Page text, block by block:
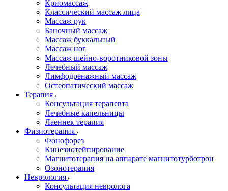
Криомассаж
Классический массаж лица
Массаж рук
Баночный массаж
Массаж буккальный
Массаж ног
Массаж шейно-воротниковой зоны
Лечебный массаж
Лимфодренажный массаж
Остеопатический массаж
Терапия
Консультация терапевта
Лечебные капельницы
Лаеннек терапия
Физиотерапия
Фонофорез
Кинезиотейпирование
Магнитотерапия на аппарате магнитотурботрон
Озонотерапия
Неврология
Консультация невролога